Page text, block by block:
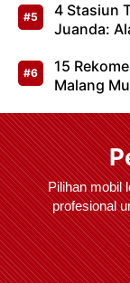
4 Stasiun
Juanda:
15
Malang
Pilihan mobil
profesional